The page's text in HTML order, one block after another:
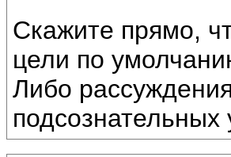
Скажите прямо,
цели по
Либо
подсознательных